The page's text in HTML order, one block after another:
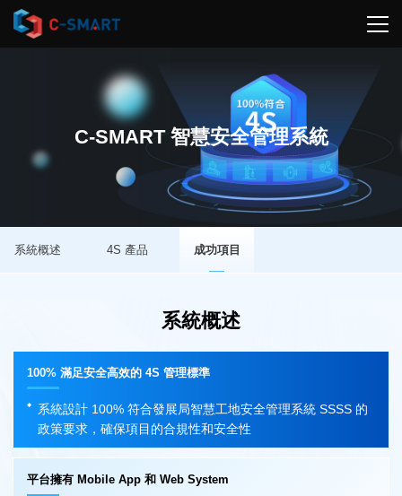
C-SMART 智慧安全管理系統
系統概述 4S 產品 成功項目
系統概述
100% 滿足安全高效的 4S 管理標準
系統設計 100% 符合發展局智慧工地安全管理系統 SSSS 的
政策要求，確保項目的合規性和安全性
平台擁有 Mobile App 和 Web System